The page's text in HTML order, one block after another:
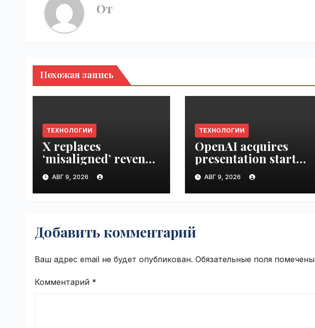
От
Похожая запись
ТЕХНОЛОГИИ
X replaces
‘misaligned’ revenue
sharing program
with Original
Content Rewards |
АВГ 9, 2026
ТЕХНОЛОГИИ
OpenAI acquires
presentation startup
NextSlide |
VseTime.ru
АВГ 9, 2026
Добавить комментарий
Ваш адрес email не будет опубликован. Обязательные поля помечены
Комментарий *